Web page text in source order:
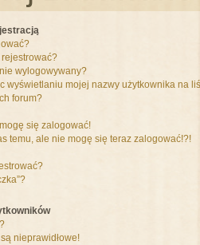
wylogowywany?
wyświetlaniu mojej nazwy użytkownika na
forum?
się zalogować!
temu, ale nie mogę się teraz zalogować!?!
nieprawidłowe!